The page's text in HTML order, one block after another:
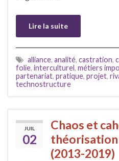
Lire la suite
alliance, analité, castration,
folie, interculturel, métiers
partenariat, pratique, projet,
technostructure
JUIL
02
Chaos et
(2013-2019)